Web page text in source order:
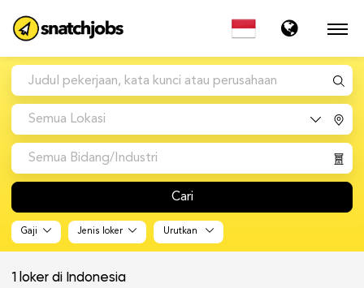
Semua Lokasi
Semua Bidang/Industri
Cari
Gaji Jenis loker Urutkan
1 loker di Indonesia